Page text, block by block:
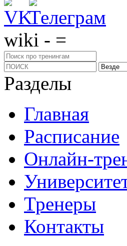
wiki - =
Разделы
Главная
Расписание
Онлайн-
Тренеры
Контакты